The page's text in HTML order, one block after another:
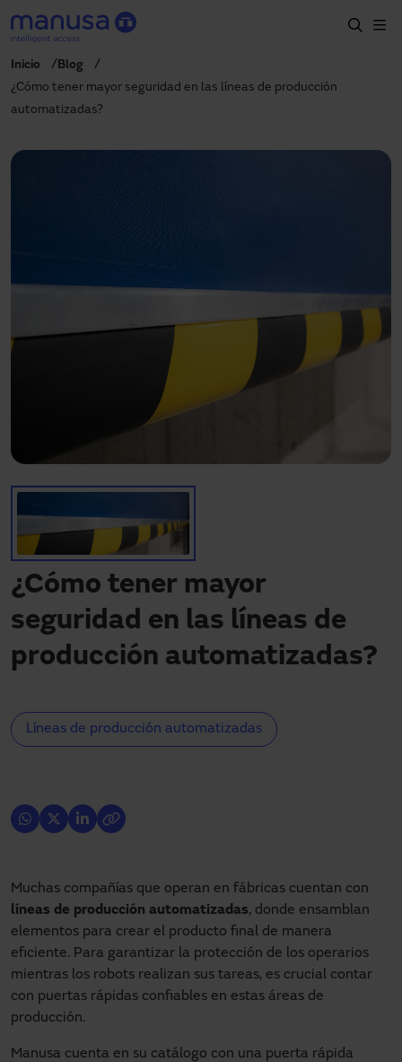
Skip to main content
Productos y sectores
Servicios
ES-LATAM
manusa@manusa.com
¿Necesitas asistencia?
Inicio
Blog
¿Cómo tener mayor seguridad en las líneas de producción
automatizadas?
¿Cómo tener mayor
seguridad en las líneas de
producción automatizadas?
Líneas de producción automatizadas
Muchas compañías que operan en fábricas cuentan con
líneas de producción automatizadas, donde ensamblan
elementos para crear el producto final de manera
eficiente. Para garantizar la protección de los operarios
mientras los robots realizan sus tareas, es crucial contar
con puertas rápidas confiables en estas áreas de
producción.
Manusa cuenta en su catálogo con una puerta rápida